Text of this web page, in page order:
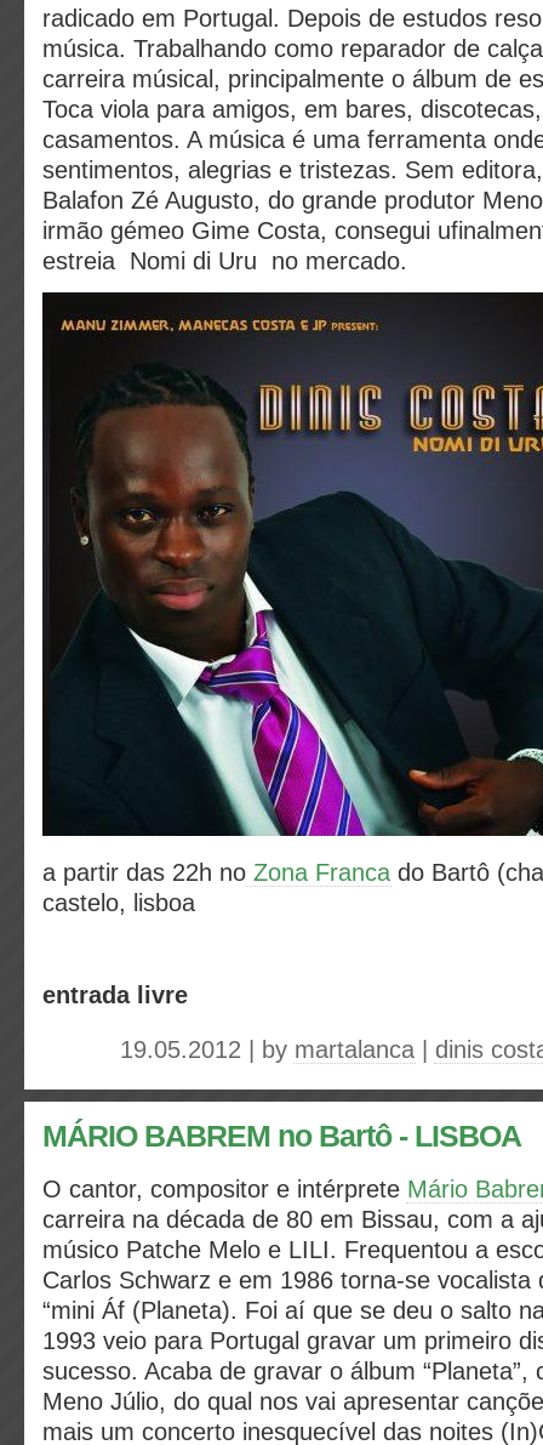
radicado em Portugal. Depois de estudos
música. Trabalhando como reparador de
carreira músical, principalmente o álbum de
Toca viola para amigos, em bares,
casamentos. A música é uma ferramenta
sentimentos, alegrias e tristezas. Sem
Balafon Zé Augusto, do grande produtor
irmão gémeo Gime Costa, consegui
estreia Nomi di Uru no mercado.
a partir das 22h no Zona Franca do Bartô
castelo, lisboa
entrada livre
19.05.2012 | by martalanca dinis
MÁRIO BABREM no Bartô - LISBOA
O cantor, compositor e intérprete Mário
carreira na década de 80 em Bissau, com a
músico Patche Melo e LILI. Frequentou a
Carlos Schwarz e em 1986 torna-se vocalista
“mini Áf (Planeta). Foi aí que se deu o salto
1993 veio para Portugal gravar um primeiro
sucesso. Acaba de gravar o álbum “Planeta”,
Meno Júlio, do qual nos vai apresentar
mais um concerto inesquecível das noites